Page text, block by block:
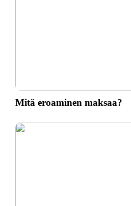
Mitä eroaminen maksaa?